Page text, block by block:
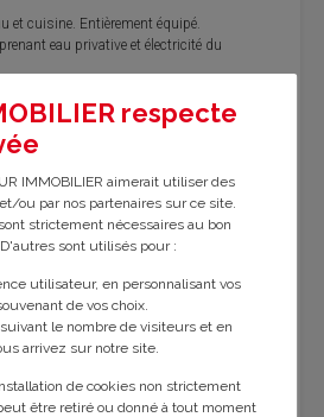
et cuisine. Entièrement équipé.
eau privative et électricité du
1 Nombre de pièces : 3
: 1
respecte
IMMOBILIER aimerait utiliser des
ou par nos partenaires sur ce site.
strictement nécessaires au bon
sont utilisés pour :
utilisateur, en personnalisant vos
de vos choix.
le nombre de visiteurs et en
arrivez sur notre site.
de cookies non strictement
être retiré ou donné à tout moment